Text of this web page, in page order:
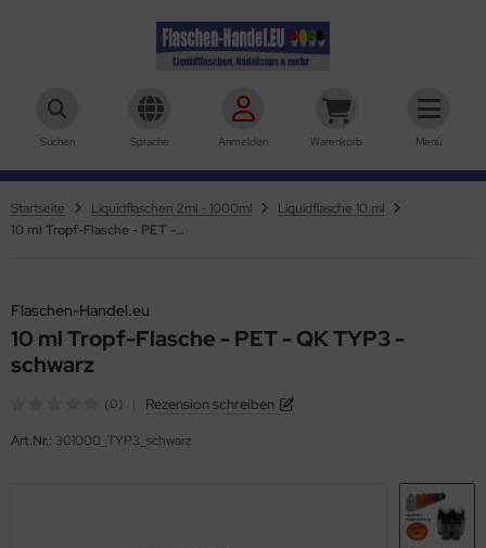
Suchen Sprache Anmelden Warenkorb Menü
Startseite Liquidflaschen 2ml - 1000ml
Liquidflasche 10 ml
10 ml Tropf-Flasche - PET - QK TYP3 - schwarz
Flaschen-Handel.eu
10 ml Tropf-Flasche - PET - QK TYP3 -
schwarz
(0) Rezension schreiben
Art.Nr.: 301000_TYP3_schwarz